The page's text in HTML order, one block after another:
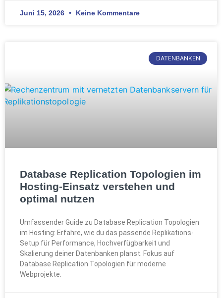
Juni 15, 2026 Keine Kommentare
DATENBANKEN
Database Replication Topologien im
Hosting-Einsatz verstehen und
optimal nutzen
Umfassender Guide zu Database Replication Topologien
im Hosting: Erfahre, wie du das passende Replikations-
Setup für Performance, Hochverfügbarkeit und
Skalierung deiner Datenbanken planst. Fokus auf
Database Replication Topologien für moderne
Webprojekte.